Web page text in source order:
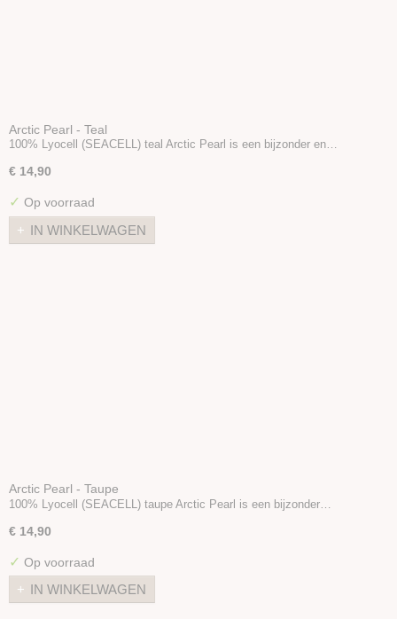
Arctic Pearl - Teal
100% Lyocell (SEACELL) teal Arctic Pearl is een bijzonder en…
€ 14,90
✓ Op voorraad
IN WINKELWAGEN
Arctic Pearl - Taupe
100% Lyocell (SEACELL) taupe Arctic Pearl is een bijzonder…
€ 14,90
✓ Op voorraad
IN WINKELWAGEN